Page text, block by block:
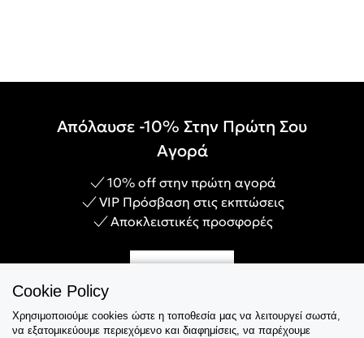
Απόλαυσε -10% Στην Πρώτη Σου
Αγορά
10% off στην πρώτη αγορά
VIP Πρόσβαση στις εκπτώσεις
Αποκλειστικές προσφορές
Cookie Policy
Χρησιμοποιούμε cookies ώστε η τοποθεσία μας να λειτουργεί σωστά,
να εξατομικεύουμε περιεχόμενο και διαφημίσεις, να παρέχουμε